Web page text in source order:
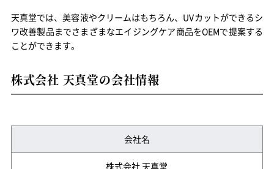
天真堂では、美容液やクリームはもちろん、UVカットができるシ
ワ改善製品までさまざまなエイジングケア商品をOEMで提案する
ことができます。
株式会社 天真堂の会社情報
会社名
株式会社 天真堂